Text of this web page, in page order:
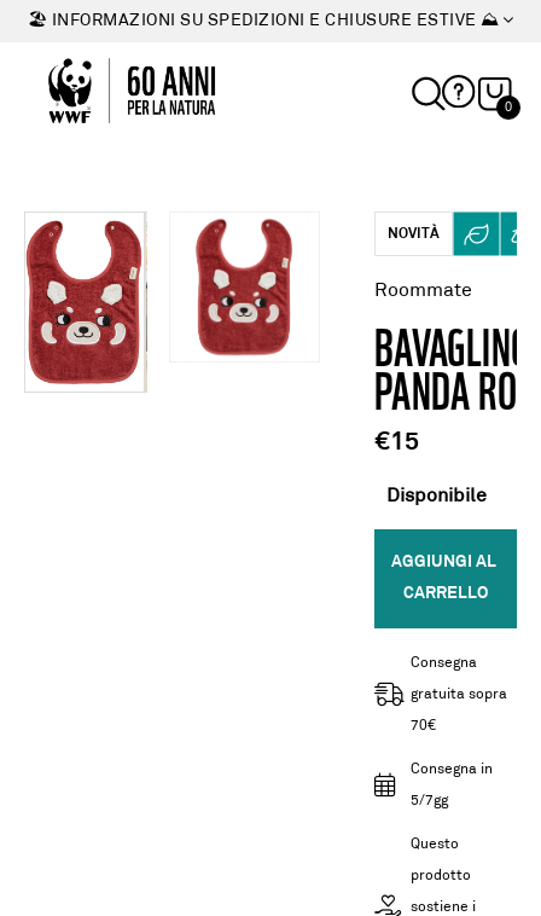
🏖 INFORMAZIONI SU SPEDIZIONI E CHIUSURE ESTIVE ⛰
0
NOVITÀ
Roommate
BAVAGLINO
PANDA
€15
Disponibile
AGGIUNGI AL
CARRELLO
Consegna
gratuita sopra
70€
Consegna in
5/7gg
Questo
prodotto
sostiene i